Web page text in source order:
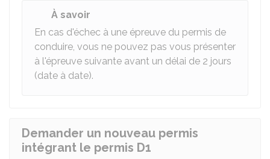
À savoir
En cas d'échec à une épreuve du permis de
conduire, vous ne pouvez pas vous présenter
à l'épreuve suivante avant un délai de 2 jours
(date à date).
Demander un nouveau permis
intégrant le permis D1